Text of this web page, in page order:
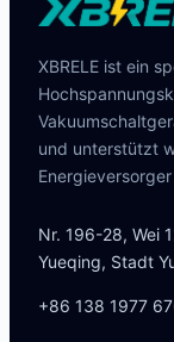
XBRELE ist ein
und unterstützt
Nr. 196-28, Wei
Yueqing, Stadt
+86 138 1977